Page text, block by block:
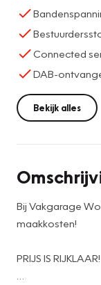
Connected
DAB-
Bekijk alles
Bij Vakgarage
maakkosten!
PRIJS IS RIJKLAAR!